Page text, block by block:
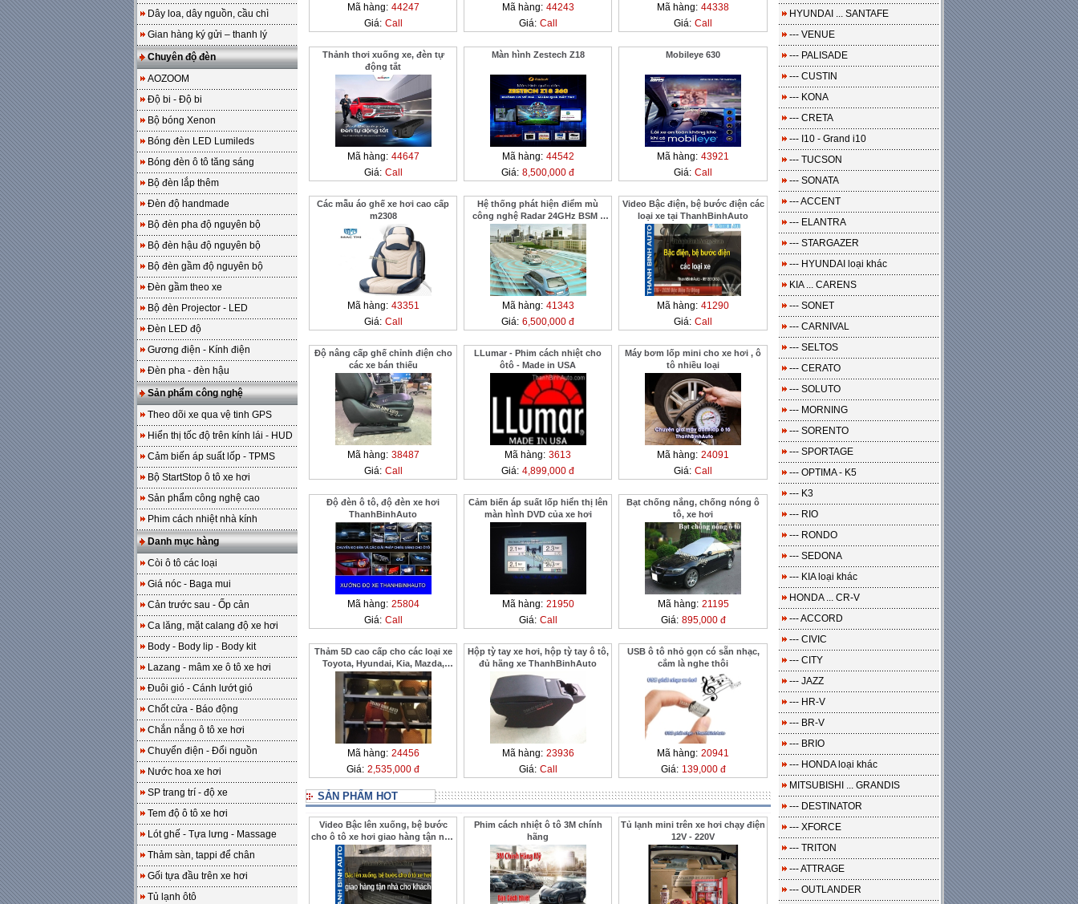
Dây loa, dây nguồn, cầu chì
Gian hàng ký gửi – thanh lý
Chuyên độ đèn
AOZOOM
Độ bi - Độ bi
Bộ bóng Xenon
Bóng đèn LED Lumileds
Bóng đèn ô tô tăng sáng
Bộ đèn lắp thêm
Đèn độ handmade
Bộ đèn pha độ nguyên bộ
Bộ đèn hậu độ nguyên bộ
Bộ đèn gầm độ nguyên bộ
Đèn gầm theo xe
Bộ đèn Projector - LED
Đèn LED độ
Gương điện - Kính điện
Đèn pha - đèn hậu
Sản phẩm công nghệ
Theo dõi xe qua vệ tinh GPS
Hiển thị tốc độ trên kính lái - HUD
Cảm biến áp suất lốp - TPMS
Bộ StartStop ô tô xe hơi
Sản phẩm công nghệ cao
Phim cách nhiệt nhà kính
Danh mục hàng
Còi ô tô các loại
Giá nóc - Baga mui
Cản trước sau - Ốp cản
Ca lăng, mặt calang độ xe hơi
Body - Body lip - Body kit
Lazang - mâm xe ô tô xe hơi
Đuôi gió - Cánh lướt gió
Chốt cửa - Báo động
Chắn nắng ô tô xe hơi
Chuyển điện - Đổi nguồn
Nước hoa xe hơi
SP trang trí - độ xe
Tem độ ô tô xe hơi
Lót ghế - Tựa lưng - Massage
Thảm sàn, tappi để chân
Gối tựa đầu trên xe hơi
Tủ lạnh ôtô
Mã hàng: 44247
Giá: Call
Mã hàng: 44243
Giá: Call
Mã hàng: 44338
Giá: Call
Thảnh thơi xuống xe, đèn tự
động tắt
Mã hàng: 44647
Giá: Call
Màn hình Zestech Z18
Mã hàng: 44542
Giá: 8,500,000 đ
Mobileye 630
Mã hàng: 43921
Giá: Call
Các mẫu áo ghế xe hơi cao cấp
m2308
Mã hàng: 43351
Giá: Call
Hệ thống phát hiện điểm mù
công nghệ Radar 24GHz BSM -
01M
Mã hàng: 41343
Giá: 6,500,000 đ
Video Bậc điện, bệ bước điện các
loại xe tại ThanhBinhAuto
Mã hàng: 41290
Giá: Call
Độ nâng cấp ghế chỉnh điện cho
các xe bán thiếu
Mã hàng: 38487
Giá: Call
LLumar - Phim cách nhiệt cho
ôtô - Made in USA
Mã hàng: 3613
Giá: 4,899,000 đ
Máy bơm lốp mini cho xe hơi , ô
tô nhiều loại
Mã hàng: 24091
Giá: Call
Độ đèn ô tô, độ đèn xe hơi
ThanhBinhAuto
Mã hàng: 25804
Giá: Call
Cảm biến áp suất lốp hiển thị lên
màn hình DVD của xe hơi
Mã hàng: 21950
Giá: Call
Bạt chống nắng, chống nóng ô
tô, xe hơi
Mã hàng: 21195
Giá: 895,000 đ
Thảm 5D cao cấp cho các loại xe
Toyota, Hyundai, Kia, Mazda,
Ford
Mã hàng: 24456
Giá: 2,535,000 đ
Hộp tỳ tay xe hơi, hộp tỳ tay ô tô,
đủ hãng xe ThanhBinhAuto
Mã hàng: 23936
Giá: Call
USB ô tô nhỏ gọn có sẵn nhạc,
cắm là nghe thôi
Mã hàng: 20941
Giá: 139,000 đ
SẢN PHẨM HOT
Video Bậc lên xuống, bệ bước
cho ô tô xe hơi giao hàng tận nhà
cho khách ở xa ThanhBinhAuto
Phim cách nhiệt ô tô 3M chính
hãng
Tủ lạnh mini trên xe hơi chạy điện
12V - 220V
HYUNDAI ... SANTAFE
--- VENUE
--- PALISADE
--- CUSTIN
--- KONA
--- CRETA
--- I10 - Grand i10
--- TUCSON
--- SONATA
--- ACCENT
--- ELANTRA
--- STARGAZER
--- HYUNDAI loại khác
KIA ... CARENS
--- SONET
--- CARNIVAL
--- SELTOS
--- CERATO
--- SOLUTO
--- MORNING
--- SORENTO
--- SPORTAGE
--- OPTIMA - K5
--- K3
--- RIO
--- RONDO
--- SEDONA
--- KIA loại khác
HONDA ... CR-V
--- ACCORD
--- CIVIC
--- CITY
--- JAZZ
--- HR-V
--- BR-V
--- BRIO
--- HONDA loại khác
MITSUBISHI ... GRANDIS
--- DESTINATOR
--- XFORCE
--- TRITON
--- ATTRAGE
--- OUTLANDER